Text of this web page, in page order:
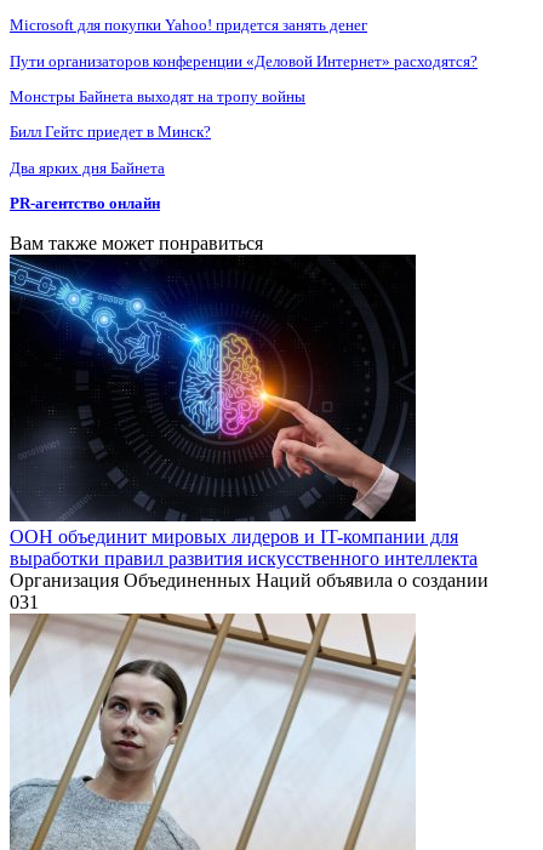
Microsoft для покупки Yahoo! придется занять денег
Пути организаторов конференции «Деловой Интернет» расходятся?
Монстры Байнета выходят на тропу войны
Билл Гейтс приедет в Минск?
Два ярких дня Байнета
PR-агентство онлайн
Вам также может понравиться
ООН объединит мировых лидеров и IT-компании для
выработки правил развития искусственного интеллекта
Организация Объединенных Наций объявила о создании
031